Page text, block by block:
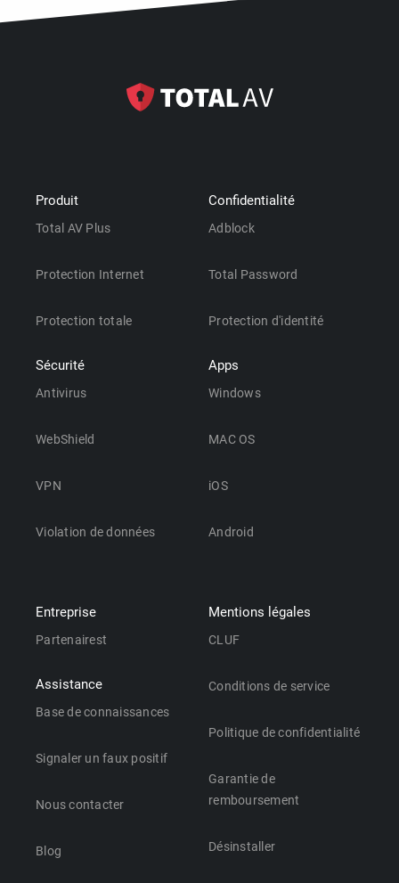
Produit
Total AV Plus
Protection Internet
Protection totale
Sécurité
Antivirus
WebShield
VPN
Violation de données
Confidentialité
Adblock
Total Password
Protection d'identité
Apps
Windows
MAC OS
iOS
Android
Entreprise
Partenairest
Assistance
Base de connaissances
Signaler un faux positif
Nous contacter
Blog
Mentions légales
CLUF
Conditions de service
Politique de confidentialité
Garantie de
remboursement
Désinstaller